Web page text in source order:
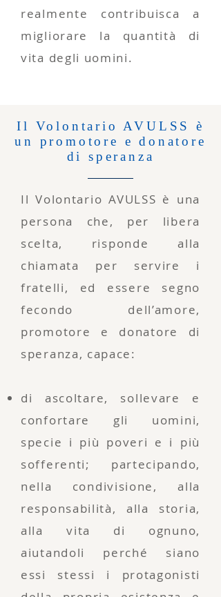
realmente contribuisca a
migliorare la quantità di
vita degli uomini.
Il Volontario AVULSS è
un promotore e donatore
di speranza
Il Volontario AVULSS è una
persona che, per libera
scelta, risponde alla
chiamata per servire i
fratelli, ed essere segno
fecondo dell’amore,
promotore e donatore di
speranza, capace:
di ascoltare, sollevare e
confortare gli uomini,
specie i più poveri e i più
sofferenti; partecipando,
nella condivisione, alla
responsabilità, alla storia,
alla vita di ognuno,
aiutandoli perché siano
essi stessi i protagonisti